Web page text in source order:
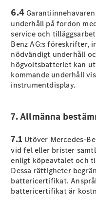
Alla
/ Camping
van
EQV
Elektrisk
V-Klass
Marco Polo
Marco Polo
6.4
underhåll på fordon
service och
Benz AG:s föreskrifter,
nödvändigt underhåll
högvoltsbatteriet kan
kommande underhåll
instrumentdisplay.
7. Allmänna
7.1 Utöver Mercedes-
vid fel eller brister
enligt köpeavtalet och
Dessa rättigheter
battericertifikat.
battericertifikat är